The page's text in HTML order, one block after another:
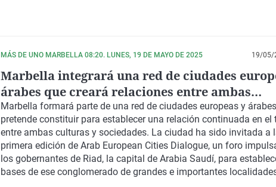
MÁS DE UNO MARBELLA 08:20. LUNES, 19 DE MAYO DE 2025 19/05/
Marbella integrará una red de ciudades
árabes que creará relaciones entre ambas
sociedades y culturas favoreciendo las
en todas las localidades
Marbella formará parte de una red de ciudades europeas y árabes
pretende constituir para establecer una relación continuada en el
entre ambas culturas y sociedades. La ciudad ha sido invitada a
primera edición de Arab European Cities Dialogue, un foro
los gobernantes de Riad, la capital de Arabia Saudí, para
bases de ese conglomerado de grandes e importantes